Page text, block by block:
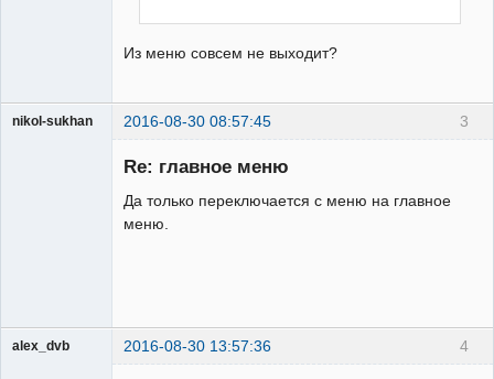
Из меню совсем не выходит?
3
nikol-sukhan 2016-08-30 08:57:45
Re: главное меню
Да только переключается с меню на главное
меню.
4
alex_dvb 2016-08-30 13:57:36